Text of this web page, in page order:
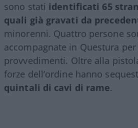
sono stati identificati 65
quali già gravati da
minorenni. Quattro persone
accompagnate in Questura
provvedimenti. Oltre alla
forze dell’ordine hanno
quintali di cavi di rame.